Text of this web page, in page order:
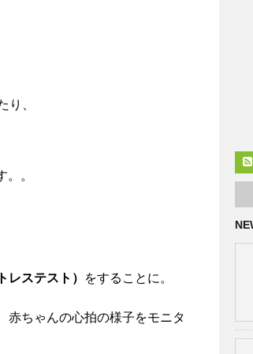
り、
。
レステスト） をすることに。
赤ちゃんの心拍の様子をモニタ